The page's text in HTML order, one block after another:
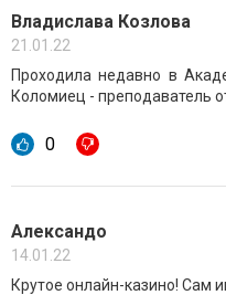
Владислава Козлова
21.01.22
Проходила недавно в
Коломиец - преподаватель
0
Александо
14.01.22
Крутое онлайн-казино! Сам